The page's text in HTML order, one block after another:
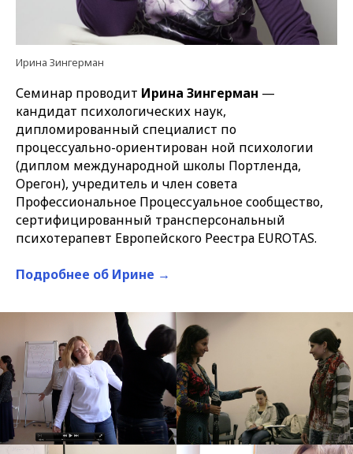
Ирина Зингерман
Семинар проводит Ирина Зингерман —
кандидат психологических наук,
дипломированный специалист по
процессуально-ориентирован ной психологии
(диплом международной школы Портленда,
Орегон), учредитель и член совета
Профессиональное Процессуальное сообщество,
сертифицированный трансперсональный
психотерапевт Европейского Реестра EUROTAS.
Подробнее об Ирине →